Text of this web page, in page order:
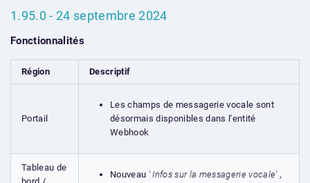
1.95.0 - 24 septembre 2024
Fonctionnalités
Région Descriptif
Portail
Les champs de messagerie vocale sont
désormais disponibles dans l'entité
Webhook
Tableau de
Nouveau ' Infos sur la messagerie vocale',